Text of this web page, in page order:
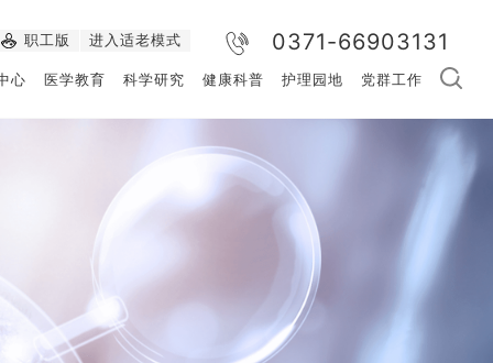
0371-66903131
职工版 进入适老模式
心 医学教育 科学研究 健康科普 护理园地 党群工作